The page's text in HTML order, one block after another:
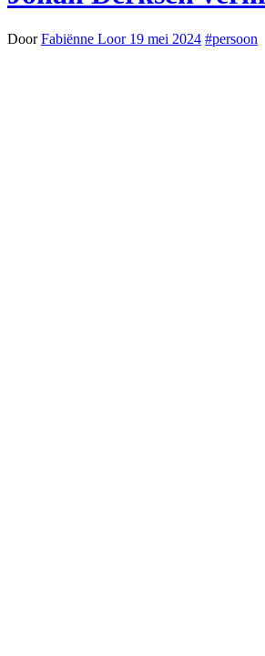
DoorFabiënne Loor 19 mei 2024 #persoon